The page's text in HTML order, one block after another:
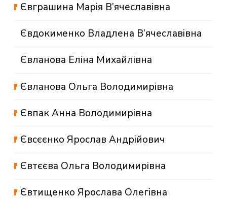
Євграшина Марія В’ячеславівна
Євдокименко Владлена В’ячеславівна
Євланова Еліна Михайлівна
Євланова Ольга Володимирівна
Євпак Анна Володимирівна
Євсєєнко Ярослав Андрійович
Євтєєва Ольга Володимирівна
Євтищенко Ярослава Олегівна